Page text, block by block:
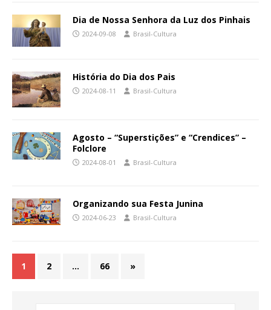
Dia de Nossa Senhora da Luz dos Pinhais
2024-09-08 Brasil-Cultura
História do Dia dos Pais
2024-08-11 Brasil-Cultura
Agosto – “Superstições” e “Crendices” –
Folclore
2024-08-01 Brasil-Cultura
Organizando sua Festa Junina
2024-06-23 Brasil-Cultura
1 2 … 66 »